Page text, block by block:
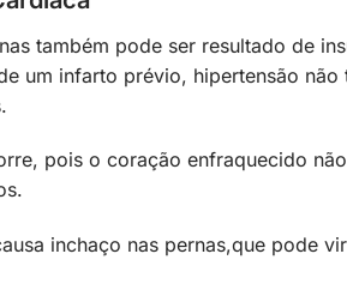
também pode ser resultado de
um infarto prévio, hipertensão
pois o coração enfraquecido
inchaço nas pernas,que pode